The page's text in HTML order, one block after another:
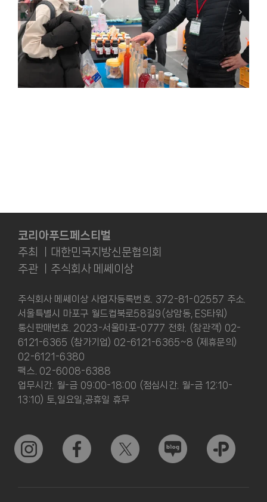
코리아푸드페스티벌
주최 ㅣ대한민국지방신문협의회
주관 ㅣ주식회사 메쎄이상
주식회사 메쎄이상 사업자등록번호. 372-81-02557 주소.
서울특별시 마포구 월드컵북로58길9(상암동, ES타워)
통신판매번호. 2023-서울마포-0777 전화. (참관객) 02-
6121-6365 (참가기업) 02-6121-6365~8 (제휴문의)
02-6121-6380
팩스. 02-6008-6388
업무시간. 월-금 09:00-18:00 (점심시간. 월-금 12:10-
13:10) 토,일요일,공휴일 휴무